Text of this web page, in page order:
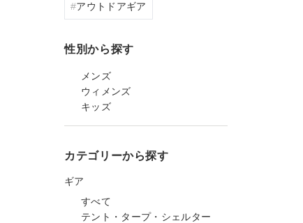
アウトドアギア
性別から探す
メンズ
ウィメンズ
キッズ
カテゴリーから探す
ギア
すべて
テント・タープ・シェルター